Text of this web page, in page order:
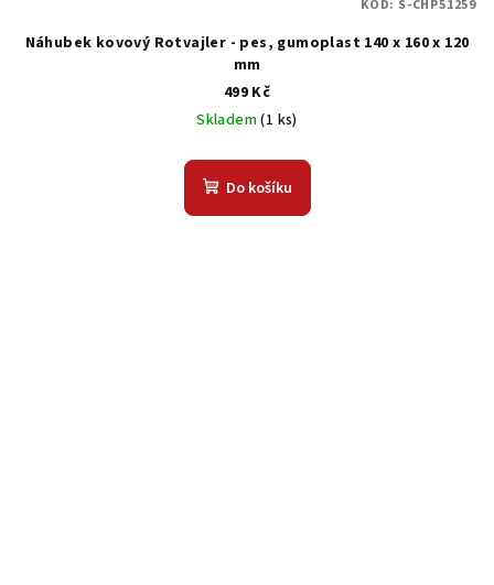
Náhubek kovový Rotvajler - pes, gumoplast 140 x 160 x 120
mm
499 Kč
Skladem(1 ks)
Do košíku
KÓD: S-CHP51259